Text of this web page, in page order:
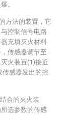
。
方法的装置，它
控制信号电路
充填灭火材料
传感器调节至
火装置(1)接近
传感器发出的控
合的灭火装
选参数的传感